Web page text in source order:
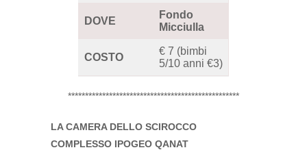
DOVE
Fondo
Micciulla
COSTO
€ 7 (bimbi
5/10 anni €3)
**************************************************
LA CAMERA DELLO SCIROCCO
COMPLESSO IPOGEO QANAT